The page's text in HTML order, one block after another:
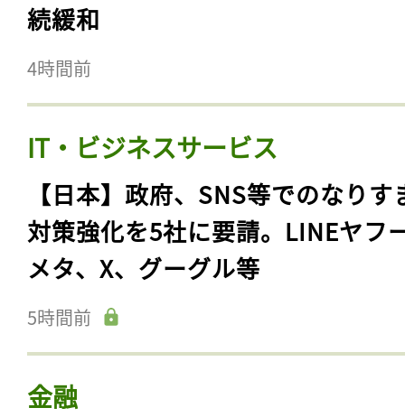
続緩和
4時間前
IT・ビジネスサービス
【日本】政府、SNS等でのなりす
対策強化を5社に要請。LINEヤフ
メタ、X、グーグル等
5時間前
金融